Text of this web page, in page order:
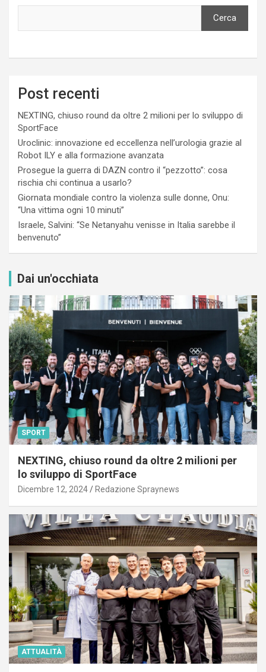
Cerca
Post recenti
NEXTING, chiuso round da oltre 2 milioni per lo sviluppo di
SportFace
Uroclinic: innovazione ed eccellenza nell’urologia grazie al
Robot ILY e alla formazione avanzata
Prosegue la guerra di DAZN contro il “pezzotto”: cosa
rischia chi continua a usarlo?
Giornata mondiale contro la violenza sulle donne, Onu:
“Una vittima ogni 10 minuti”
Israele, Salvini: “Se Netanyahu venisse in Italia sarebbe il
benvenuto”
Dai un'occhiata
SPORT
NEXTING, chiuso round da oltre 2 milioni per
lo sviluppo di SportFace
Dicembre 12, 2024 Redazione Spraynews
ATTUALITÀ